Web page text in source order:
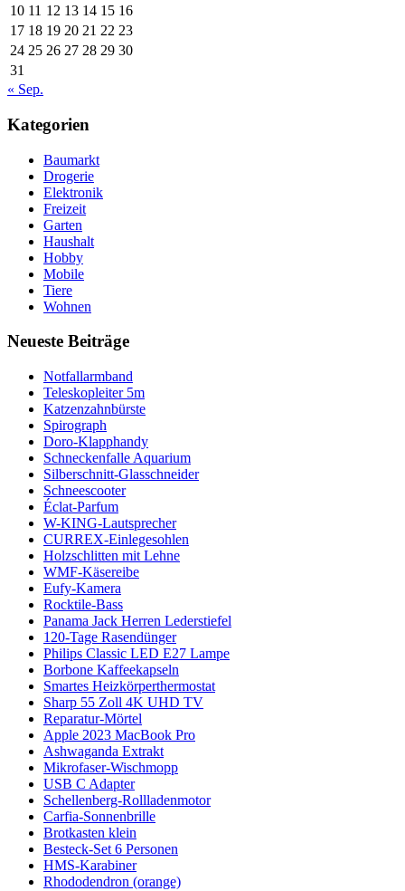
10 11 12 13 14 15 16
17 18 19 20 21 22 23
24 25 26 27 28 29 30
31
« Sep.
Kategorien
Baumarkt
Drogerie
Elektronik
Freizeit
Garten
Haushalt
Hobby
Mobile
Tiere
Wohnen
Neueste Beiträge
Notfallarmband
Teleskopleiter 5m
Katzenzahnbürste
Spirograph
Doro-Klapphandy
Schneckenfalle Aquarium
Silberschnitt-Glasschneider
Schneescooter
Éclat-Parfum
W-KING-Lautsprecher
CURREX-Einlegesohlen
Holzschlitten mit Lehne
WMF-Käsereibe
Eufy-Kamera
Rocktile-Bass
Panama Jack Herren Lederstiefel
120-Tage Rasendünger
Philips Classic LED E27 Lampe
Borbone Kaffeekapseln
Smartes Heizkörperthermostat
Sharp 55 Zoll 4K UHD TV
Reparatur-Mörtel
Apple 2023 MacBook Pro
Ashwaganda Extrakt
Mikrofaser-Wischmopp
USB C Adapter
Schellenberg-Rollladenmotor
Carfia-Sonnenbrille
Brotkasten klein
Besteck-Set 6 Personen
HMS-Karabiner
Rhododendron (orange)